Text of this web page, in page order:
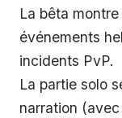
La bêta
événements
incidents PvP.
La partie solo
narration